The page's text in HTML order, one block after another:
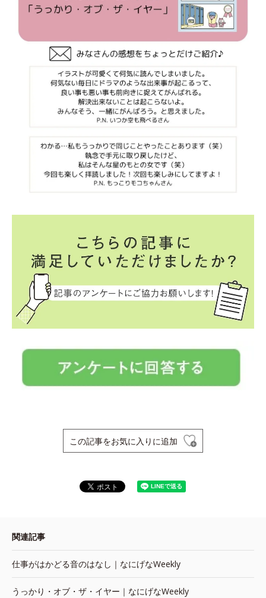
この記事をお気に入りに追加
関連記事
仕事がはかどる音のはなし｜なにげなWeekly
うっかり・オブ・ザ・イヤー｜なにげなWeekly